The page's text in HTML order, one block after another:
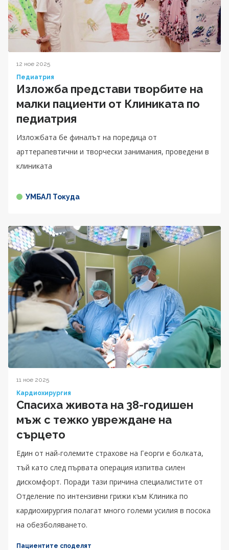
12 ное 2025
Педиатрия
Изложба представи творбите на
малки пациенти от Клиниката по
педиатрия
Изложбата бе финалът на поредица от
арттерапевтични и творчески занимания, проведени в
клиниката
УМБАЛ Токуда
11 ное 2025
Кардиохирургия
Спасиха живота на 38-годишен
мъж с тежко увреждане на
сърцето
Един от най-големите страхове на Георги е болката,
тъй като след първата операция изпитва силен
дискомфорт. Поради тази причина специалистите от
Отделение по интензивни грижи към Клиника по
кардиохирургия полагат много големи усилия в посока
на обезболяването.
Пациентите споделят